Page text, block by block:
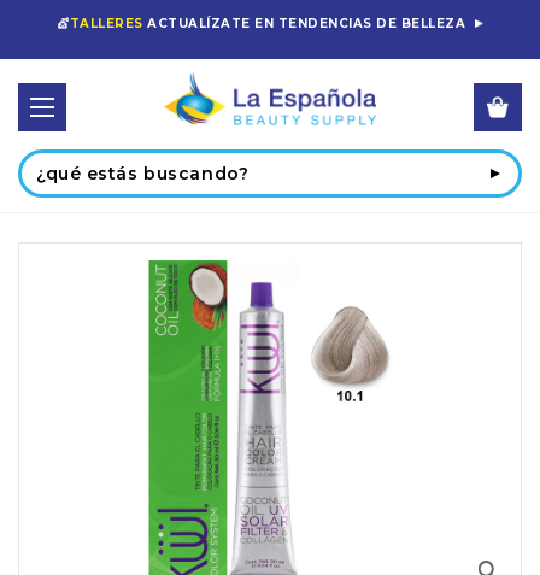
💇TALLERES ACTUALÍZATE EN TENDENCIAS DE BELLEZA
Buscar